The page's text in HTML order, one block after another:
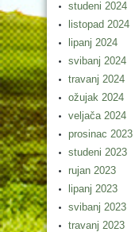
studeni 2024
listopad 2024
lipanj 2024
svibanj 2024
travanj 2024
ožujak 2024
veljača 2024
prosinac 2023
studeni 2023
rujan 2023
lipanj 2023
svibanj 2023
travanj 2023